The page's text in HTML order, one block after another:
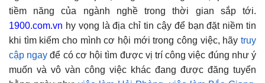
tiềm năng của ngành nghề trong thời gian sắp tới.
1900.com.vn hy vọng là địa chỉ tin cậy để bạn đặt niềm tin
khi tìm kiếm cho mình cơ hội mới trong công việc, hãy truy
cập ngay để có cơ hội tìm được vị trí công việc đúng như ý
muốn và vô vàn công việc khác đang được đăng tuyển